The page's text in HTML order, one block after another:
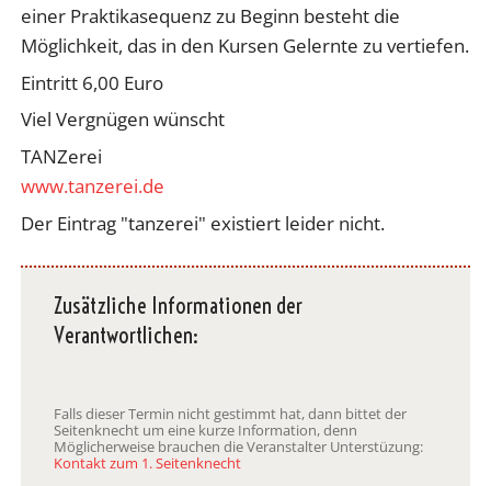
einer Praktikasequenz zu Beginn besteht die
Möglichkeit, das in den Kursen Gelernte zu vertiefen.
Eintritt 6,00 Euro
Viel Vergnügen wünscht
TANZerei
www.tanzerei.de
Der Eintrag "tanzerei" existiert leider nicht.
Zusätzliche Informationen der
Verantwortlichen:
Falls dieser Termin nicht gestimmt hat, dann bittet der
Seitenknecht um eine kurze Information, denn
Möglicherweise brauchen die Veranstalter Unterstüzung:
Kontakt zum 1. Seitenknecht